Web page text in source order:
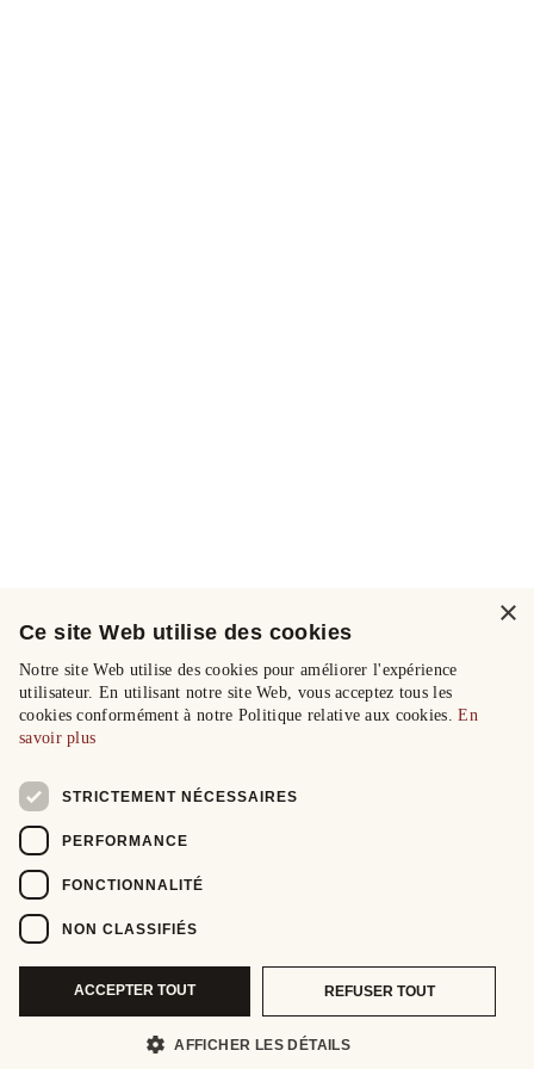
×
Ce site Web utilise des cookies
Notre site Web utilise des cookies pour améliorer l'expérience
utilisateur. En utilisant notre site Web, vous acceptez tous les
cookies conformément à notre Politique relative aux cookies.En
savoir plus
STRICTEMENT NÉCESSAIRES
PERFORMANCE
FONCTIONNALITÉ
NON CLASSIFIÉS
ACCEPTER TOUT REFUSER TOUT
AFFICHER LES DÉTAILS